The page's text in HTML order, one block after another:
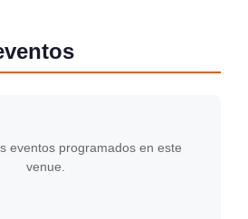
eventos programados en este
venue.